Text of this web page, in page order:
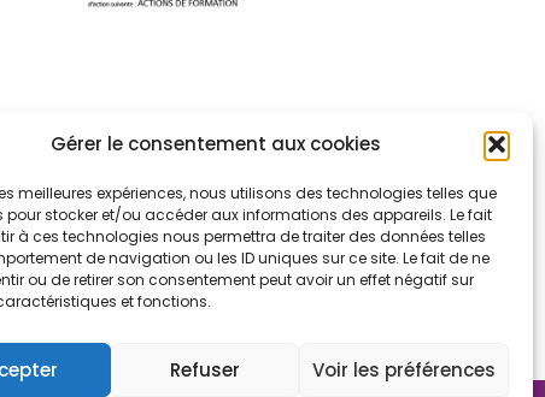
Gérer le consentement aux cookies
meilleures expériences, nous utilisons des technologies telles que
pour stocker et/ou accéder aux informations des appareils. Le fait
à ces technologies nous permettra de traiter des données telles
de navigation ou les ID uniques sur ce site. Le fait de ne
ou de retirer son consentement peut avoir un effet négatif sur
et fonctions.
Refuser Voir les préférences
le certificat